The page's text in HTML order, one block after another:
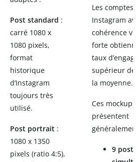
Post standard :
carré 1080 x
1080 pixels,
format
historique
d’Instagram
toujours très
utilisé.
Post portrait :
1080 x 1350
pixels (ratio 4:5),
Les comptes
Instagram
cohérence
forte
taux
supérieur de
la moyenne.
Ces mockups
présentent
9 posts